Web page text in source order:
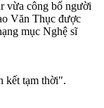
vừa công bố người
Văn Thục được
mục Nghệ sĩ
kết tạm thời".